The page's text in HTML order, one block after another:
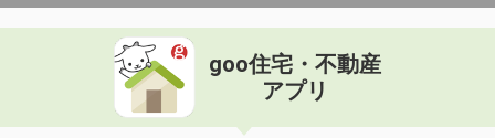
goo住宅・不動産
アプリ